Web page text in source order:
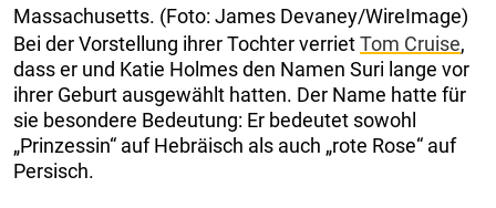
Massachusetts. (Foto: James Devaney/WireImage)
Bei der Vorstellung ihrer Tochter verrietTom Cruise,
dass er und Katie Holmes den Namen Suri lange vor
ihrer Geburt ausgewählt hatten. Der Name hatte für
sie besondere Bedeutung: Er bedeutet sowohl
„Prinzessin“ auf Hebräisch als auch „rote Rose“ auf
Persisch.